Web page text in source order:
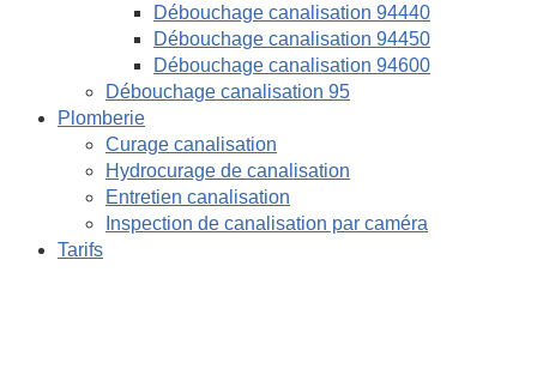
Débouchage canalisation 94440
Débouchage canalisation 94450
Débouchage canalisation 94600
Débouchage canalisation 95
Plomberie
Curage canalisation
Hydrocurage de canalisation
Entretien canalisation
Inspection de canalisation par caméra
Tarifs